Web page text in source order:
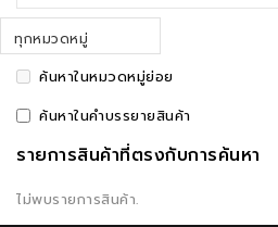
ทุกหมวดหมู่
ค้นหาในหมวดหมู่ย่อย
ค้นหาในคำบรรยายสินค้า
รายการสินค้าที่ตรงกับการค้นหา
ไม่พบรายการสินค้า.